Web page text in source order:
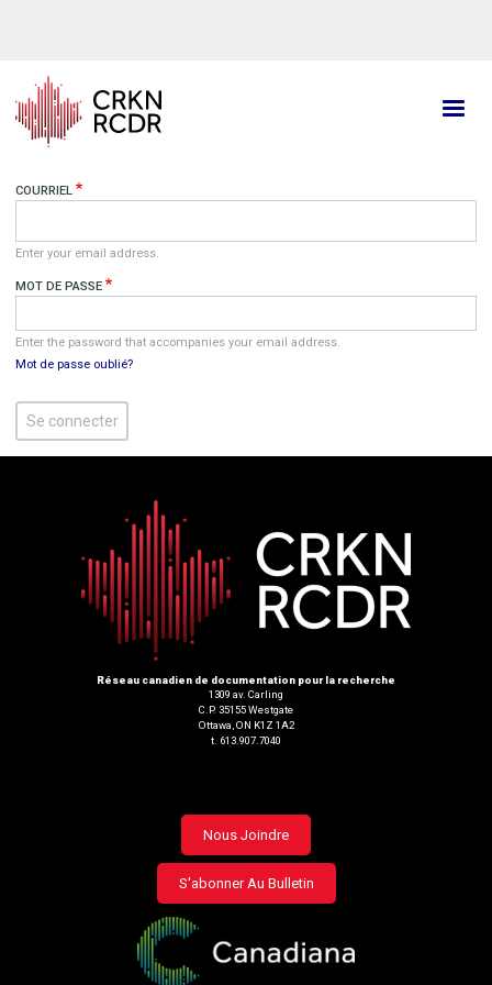
principal
COURRIEL
Enter your email address.
MOT DE PASSE
Enter the password that accompanies your email address.
Mot de passe oublié?
Réseau canadien de documentation pour la recherche
1309 av. Carling
C.P. 35155 Westgate
Ottawa, ON K1Z 1A2
t. 613.907.7040
Footer
menu
Nous Joindre
S'abonner Au Bulletin